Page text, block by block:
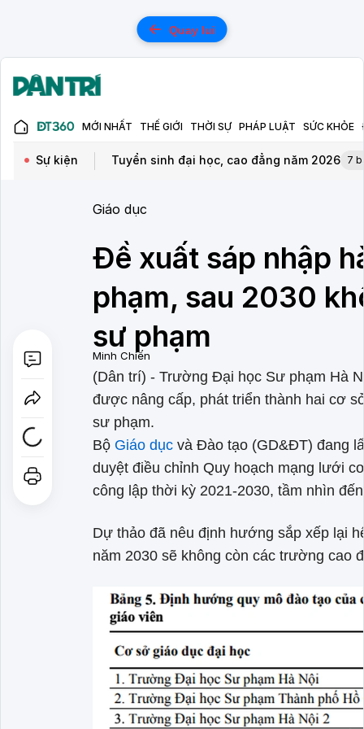
Quay lui